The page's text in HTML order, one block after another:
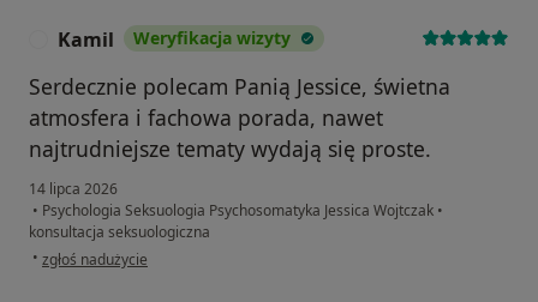
Kamil Weryfikacja wizyty
Serdecznie polecam Panią Jessice, świetna
atmosfera i fachowa porada, nawet
najtrudniejsze tematy wydają się proste.
14 lipca 2026
• Psychologia Seksuologia Psychosomatyka Jessica Wojtczak •
konsultacja seksuologiczna
• w opinii użytkownika Kamil
zgłoś nadużycie